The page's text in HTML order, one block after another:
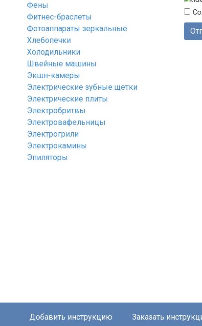
Фены
Фитнес-браслеты
Фотоаппараты зеркальные
Хлебопечки
Холодильники
Швейные машины
Экшн-камеры
Электрические зубные щетки
Электрические плиты
Электробритвы
Электровафельницы
Электрогрили
Электрокамины
Эпиляторы
Добавить инструкцию Заказать